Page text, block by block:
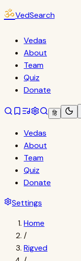
ॐVedSearch
Vedas
About
Team
Quiz
Donate
हि
Vedas
About
Team
Quiz
Donate
Settings
Home
/
Rigved